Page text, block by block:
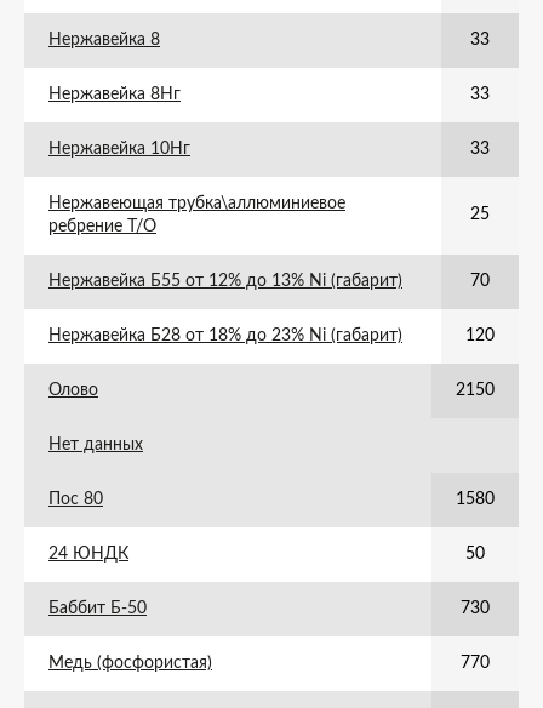
Нержавейка 8 33
Нержавейка 8Нг 33
Нержавейка 10Нг 33
Нержавеющая трубка\аллюминиевое
ребрение Т/О
25
Нержавейка Б55 от 12% до 13% Ni (габарит) 70
Нержавейка Б28 от 18% до 23% Ni (габарит) 120
Олово 2150
Нет данных
Пос 80 1580
24 ЮНДК 50
Баббит Б-50 730
Медь (фосфористая) 770